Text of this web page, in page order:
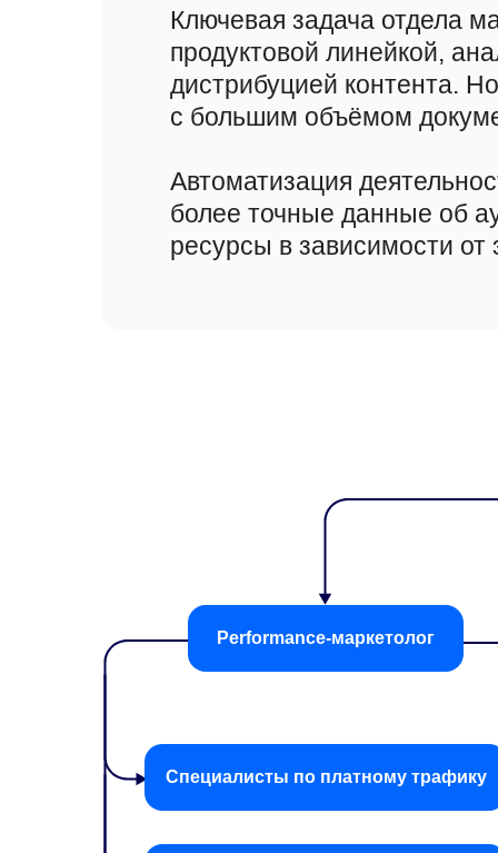
Ключевая задача отдела
продуктовой линейкой,
дистрибуцией контента.
с большим объёмом
Автоматизация
более точные данные об
ресурсы в зависимости от
Performance-маркетолог
Специалисты по платному трафику